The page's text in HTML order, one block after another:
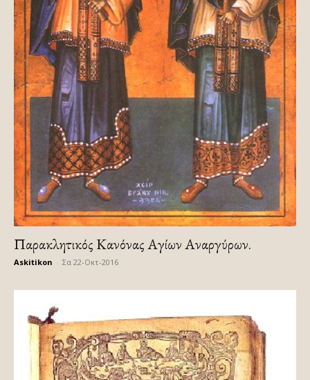
Παρακλητικός Κανόνας Αγίων Αναργύρων.
Askitikon Σα 22-Οκτ-2016